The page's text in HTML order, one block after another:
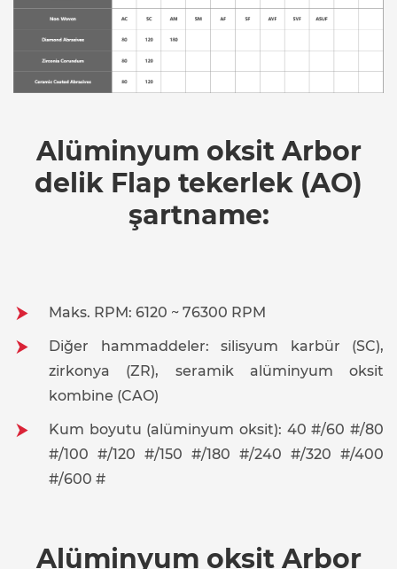
Alüminyum oksit Arbor
delik Flap tekerlek (AO)
şartname:
Maks. RPM: 6120 ~ 76300 RPM
Diğer hammaddeler: silisyum karbür (SC),
zirkonya (ZR), seramik alüminyum oksit
kombine (CAO)
Kum boyutu (alüminyum oksit): 40 #/60 #/80
#/100 #/120 #/150 #/180 #/240 #/320 #/400
#/600 #
Alüminyum oksit Arbor